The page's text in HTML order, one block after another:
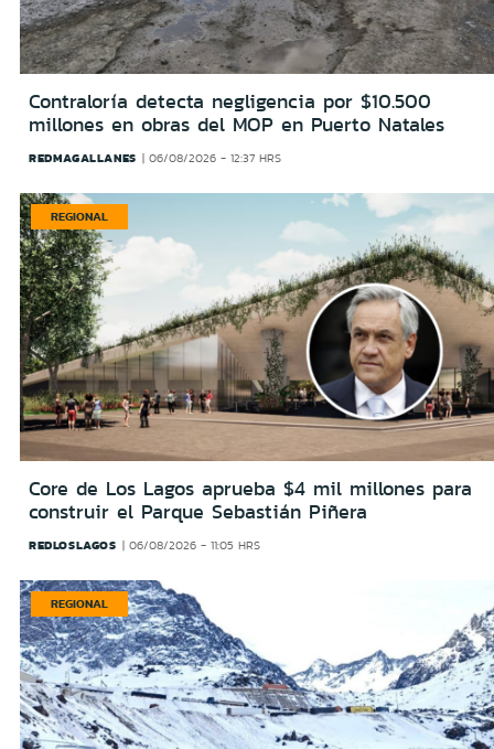
Contraloría detecta negligencia por $10.500
millones en obras del MOP en Puerto Natales
REDMAGALLANES 06/08/2026 - 12:37 HRS
REGIONAL
Core de Los Lagos aprueba $4 mil millones para
construir el Parque Sebastián Piñera
REDLOSLAGOS 06/08/2026 - 11:05 HRS
REGIONAL